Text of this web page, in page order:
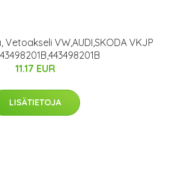
Vetoakseli VW,AUDI,SKODA VKJP
11.17 EUR
LISÄTIETOJA